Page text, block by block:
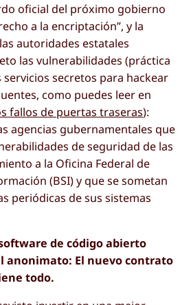
oficial del próximo gobierno
a la encriptación”, y la
autoridades estatales
las vulnerabilidades (práctica
secretos para hackear
como puedes leer en
fallos de puertas traseras):
agencias gubernamentales que
de seguridad de las
a la Oficina Federal de
(BSI) y que se sometan
periódicas de sus sistemas
de código abierto
anonimato: El nuevo contrato
todo.